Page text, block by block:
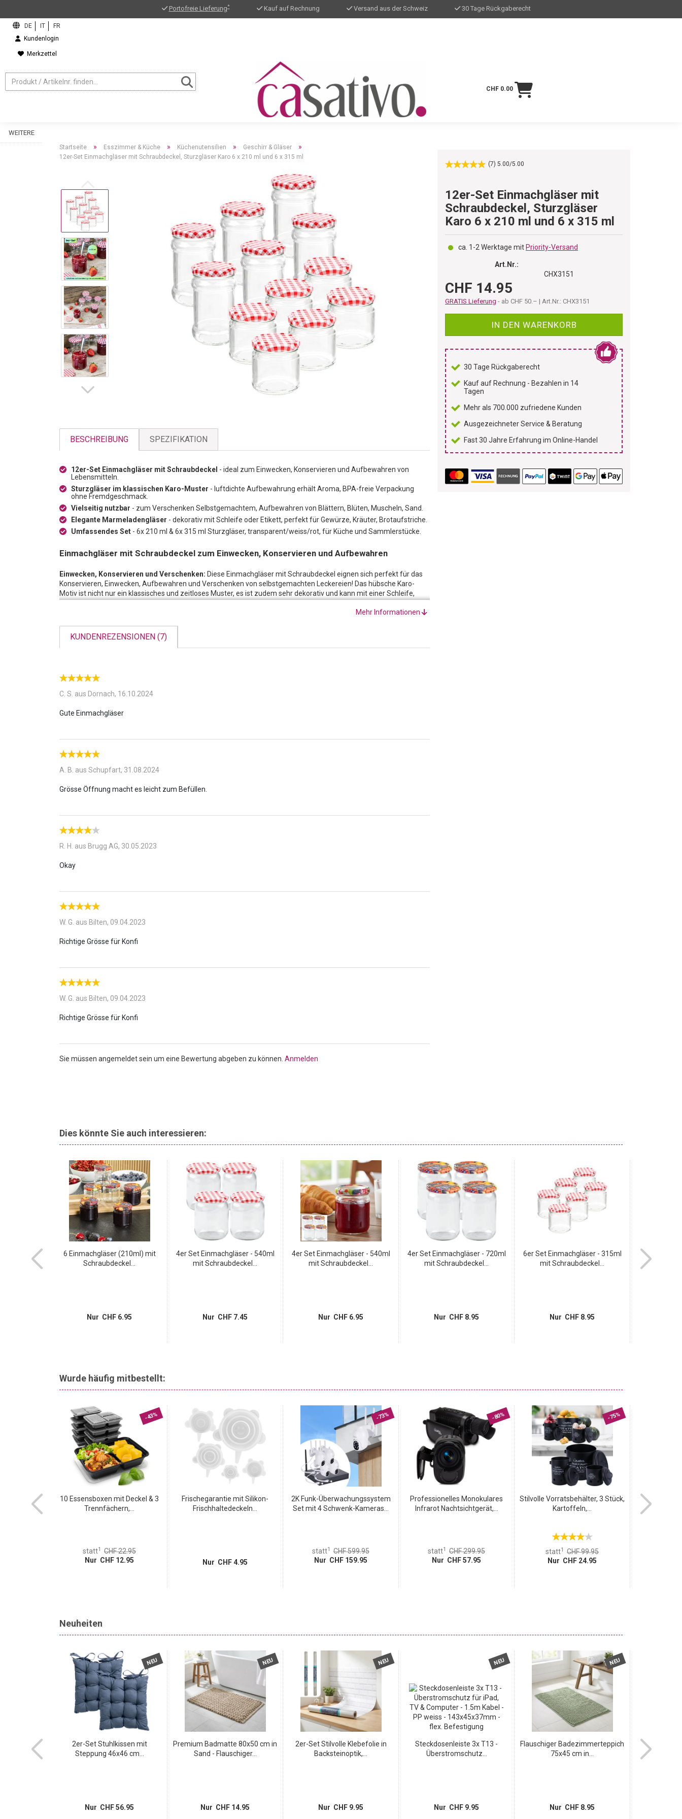
Portofreie Lieferung* Kauf auf Rechnung Versand aus der Schweiz 30 Tage Rückgaberecht
Kundenlogin
Merkzettel
CHF 0.00
WEITERE
Startseite » Esszimmer & Küche » Küchenutensilien » Geschirr & Gläser »
12er-Set Einmachgläser mit Schraubdeckel, Sturzgläser Karo 6 x 210 ml und 6 x 315 ml
(7) 5.00/5.00
12er-Set Einmachgläser mit
Schraubdeckel, Sturzgläser
Karo 6 x 210 ml und 6 x 315 ml
ca. 1-2 Werktage mit Priority-Versand
Art.Nr.:
CHX3151
CHF 14.95
GRATIS Lieferung - ab CHF 50.– | Art.Nr.: CHX3151
IN DEN WARENKORB
30 Tage Rückgaberecht
Kauf auf Rechnung - Bezahlen in 14
Tagen
Mehr als 700.000 zufriedene Kunden
Ausgezeichneter Service & Beratung
Fast 30 Jahre Erfahrung im Online-Handel
BESCHREIBUNG SPEZIFIKATION
12er-Set Einmachgläser mit Schraubdeckel - ideal zum Einwecken, Konservieren und Aufbewahren von
Lebensmitteln.
Sturzgläser im klassischen Karo-Muster - luftdichte Aufbewahrung erhält Aroma, BPA-freie Verpackung
ohne Fremdgeschmack.
Vielseitig nutzbar - zum Verschenken Selbstgemachtem, Aufbewahren von Blättern, Blüten, Muscheln, Sand.
Elegante Marmeladengläser - dekorativ mit Schleife oder Etikett, perfekt für Gewürze, Kräuter, Brotaufstriche.
Umfassendes Set - 6x 210 ml & 6x 315 ml Sturzgläser, transparent/weiss/rot, für Küche und Sammlerstücke.
Einmachgläser mit Schraubdeckel zum Einwecken, Konservieren und Aufbewahren
Einwecken, Konservieren und Verschenken: Diese Einmachgläser mit Schraubdeckel eignen sich perfekt für das
Konservieren, Einwecken, Aufbewahren und Verschenken von selbstgemachten Leckereien! Das hübsche Karo-
Motiv ist nicht nur ein klassisches und zeitloses Muster, es ist zudem sehr dekorativ und kann mit einer Schleife,
Dank des praktischen Schraubverschlusses lassen sich die runden Sturzgläser luftdicht
und sicher verschliessen. Der Inhalt erhält sein Aroma und die völlig BPA-freie Verpackung gibt keinen
Fremdgeschmack ab. Die idealen Behälter zur Aufbewahrung von Gewürzen, Kräutern, Brotaufstrichen, Zucker und
doch in die Einmachgläser mit Deckel. Versehen Sie diese mit individuell beschrifteten Stickern und werden somit
immer an schöne Zeiten erinnert.
Mehr Informationen
KUNDENREZENSIONEN (7)
C. S. aus Dornach, 16.10.2024
A. B. aus Schupfart, 31.08.2024
R. H. aus Brugg AG, 30.05.2023
W. G. aus Bilten, 09.04.2023
W. G. aus Bilten, 09.04.2023
Sie müssen angemeldet sein um eine Bewertung abgeben zu können. Anmelden
Dies könnte Sie auch interessieren:
Set 50ml -
6 Einmachgläser (210ml) mit
Schraubdeckel...
Nur CHF 6.95
4er Set Einmachgläser - 540ml
mit Schraubdeckel...
Nur CHF 7.45
4er Set Einmachgläser - 540ml
mit Schraubdeckel...
Nur CHF 6.95
4er Set Einmachgläser - 720ml
mit Schraubdeckel...
Nur CHF 8.95
6er Set Einmachgläser - 315ml
mit Schraubdeckel...
Nur CHF 8.95
Charmantes
Wurde häufig mitbestellt:
Schlüssel-
-43%
10 Essensboxen mit Deckel & 3
Trennfächern,...
statt1
CHF 22.95
Nur CHF 12.95
Frischegarantie mit Silikon-
Frischhaltedeckeln...
Nur CHF 4.95
-73%
2K Funk-Überwachungssystem
Set mit 4 Schwenk-Kameras...
statt1
CHF 599.95
Nur CHF 159.95
-80%
Professionelles Monokulares
Infrarot Nachtsichtgerät,...
statt1
CHF 299.95
Nur CHF 57.95
-75%
Stilvolle Vorratsbehälter, 3 Stück,
Kartoffeln,...
statt1
CHF 99.95
Nur CHF 24.95
Neuheiten
80x50 cm in
NEU
2er-Set Stuhlkissen mit
Steppung 46x46 cm...
Nur CHF 56.95
NEU
Premium Badmatte 80x50 cm in
Sand - Flauschiger...
Nur CHF 14.95
NEU
2er-Set Stilvolle Klebefolie in
Backsteinoptik,...
Nur CHF 9.95
NEU
Steckdosenleiste 3x T13 -
Überstromschutz...
Nur CHF 9.95
NEU
Flauschiger Badezimmerteppich
75x45 cm in...
Nur CHF 8.95
Badmatte